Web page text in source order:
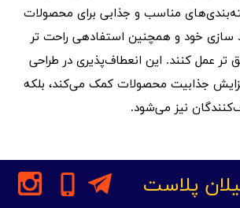
مناسب و جذابی برای محصولات
سازی خود و همچنین استفادهی راحت تر
تر عمل کنند. این انعطاف‌پذیری در طراحی
جذابیت محصولات کمک می‌کند، بلکه
نیز می‌شود.
پلاست